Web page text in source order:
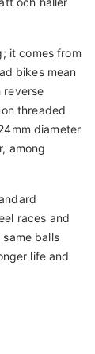
it comes from
bikes mean
reverse
threaded
diameter
among
races and
balls
life and